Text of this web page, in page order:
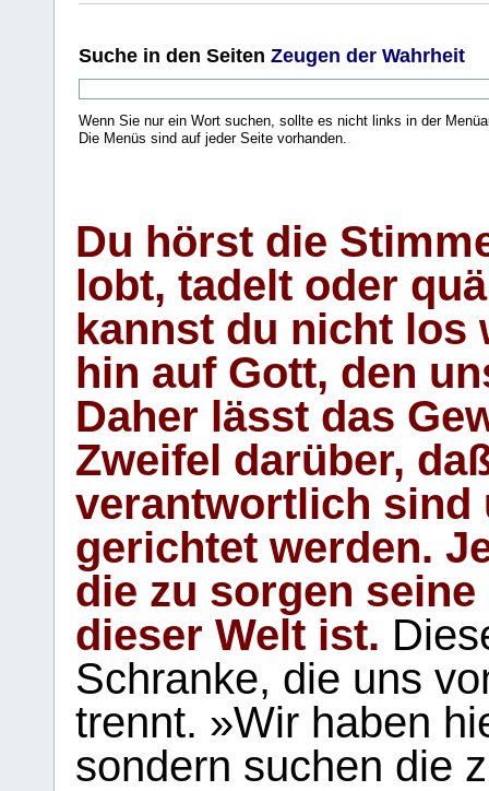
Suche in den Seiten Zeugen der Wahrheit
Wenn Sie nur ein Wort suchen, sollte es nicht links in der
Die Menüs sind auf jeder Seite vorhanden..
Du hörst die
lobt, tadelt oder
kannst du nicht los
hin auf Gott, den
Daher lässt das
Zweifel darüber,
verantwortlich sind
gerichtet werden.
die zu sorgen
dieser Welt ist.
Schranke, die uns
trennt. »Wir haben
sondern suchen die